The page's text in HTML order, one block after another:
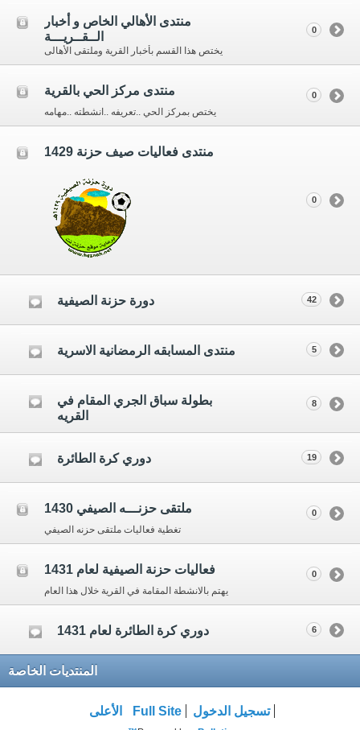
منتدى الأهالي الخاص و أخبار
الــقــريـــة
يختص هذا القسم بأخبار القرية وملتقى الأهالى
0
منتدى مركز الحي بالقرية
يختص بمركز الحي ..تعريفه ..انشطته ..مهامه
0
منتدى فعاليات صيف حزنة 1429
0
دورة حزنة الصيفية 42
منتدى المسابقه الرمضانية الاسرية 5
بطولة سباق الجري المقام في
القريه
8
دوري كرة الطائرة 19
ملتقى حزنـــه الصيفي 1430
تغطية فعاليات ملتقى حزنه الصيفي
0
فعاليات حزنة الصيفية لعام 1431
يهتم بالانشطة المقامة في القرية خلال هذا العام
0
دوري كرة الطائرة لعام 1431 6
المنتديات الخاصة
تسجيل الدخول Full Site الأعلى